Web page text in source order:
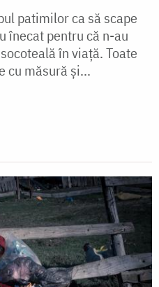
patimilor ca să scape
înecat pentru că n-au
în viață. Toate
cu măsură și...